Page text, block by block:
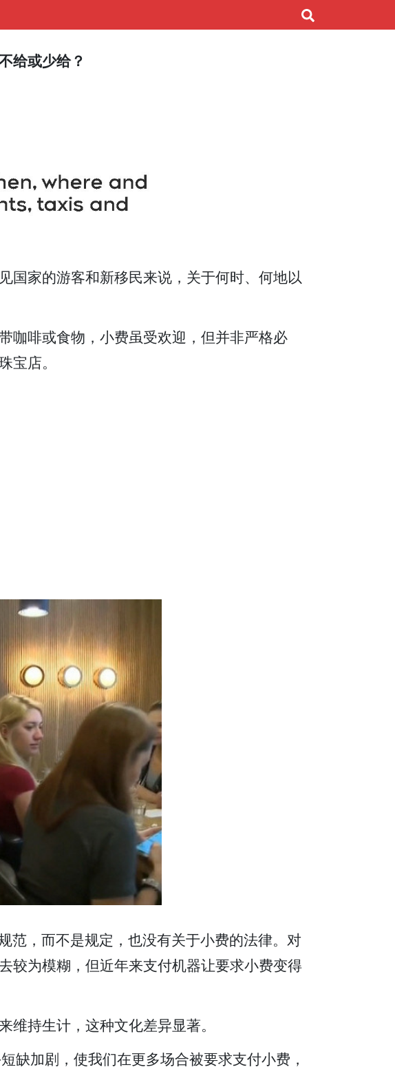
给或少给？
国家的游客和新移民来说，关于何时、何地以
咖啡或食物，小费虽受欢迎，但并非严格必
宝店。
范，而不是规定，也没有关于小费的法律。对
较为模糊，但近年来支付机器让要求小费变得
维持生计，这种文化差异显著。
缺加剧，使我们在更多场合被要求支付小费，